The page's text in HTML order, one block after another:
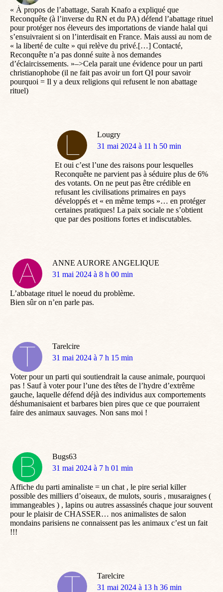
« À propos de l’abattage, Sarah Knafo a expliqué que
Reconquête (à l’inverse du RN et du PA) défend l’abattage rituel
pour protéger nos éleveurs des importations de viande halal qui
s’ensuivraient si on l’interdisait en France. Mais aussi au nom de
« la liberté de culte » qui relève du privé.[…] Contacté,
Reconquête n’a pas donné suite à nos demandes
d’éclaircissements. »–>Cela parait une évidence pour un parti
christianophobe (il ne fait pas avoir un fort QI pour savoir
pourquoi = Il y a deux religions qui refusent le non abattage
rituel)
Lougry
dit
31 mai 2024 à 11 h 50 min
Et oui c’est l’une des raisons pour lesquelles
Reconquête ne parvient pas à séduire plus de 6%
des votants. On ne peut pas être crédible en
refusant les civilisations primaires en pays
développés et « en même temps »… en protéger
certaines pratiques! La paix sociale ne s’obtient
que par des positions fortes et indiscutables.
ANNE AURORE ANGELIQUE
dit
31 mai 2024 à 8 h 00 min
L’abbatage rituel le noeud du problème.
Bien sûr on n’en parle pas.
Tarelcire
dit
31 mai 2024 à 7 h 15 min
Voter pour un parti qui soutiendrait la cause animale, pourquoi
pas ! Sauf à voter pour l’une des têtes de l’hydre d’extrême
gauche, laquelle défend déjà des individus aux comportements
déshumanisaient et barbares bien pires que ce que pourraient
faire des animaux sauvages. Non sans moi !
Bugs63
dit
31 mai 2024 à 7 h 01 min
Affiche du parti aminaliste = un chat , le pire serial killer
possible des milliers d’oiseaux, de mulots, souris , musaraignes (
immangeables ) , lapins ou autres assassinés chaque jour souvent
pour le plaisir de CHASSER… nos animalistes de salon
mondains parisiens ne connaissent pas les animaux c’est un fait
!!!
Tarelcire
dit
31 mai 2024 à 13 h 36 min